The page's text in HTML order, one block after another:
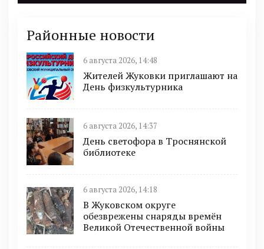
Районные новости
6 августа 2026, 14:48
Жителей Жуковки приглашают на
День физкультурника
6 августа 2026, 14:37
День светофора в Троснянской
библиотеке
6 августа 2026, 14:18
В Жуковском округе
обезврежены снаряды времён
Великой Отечественной войны